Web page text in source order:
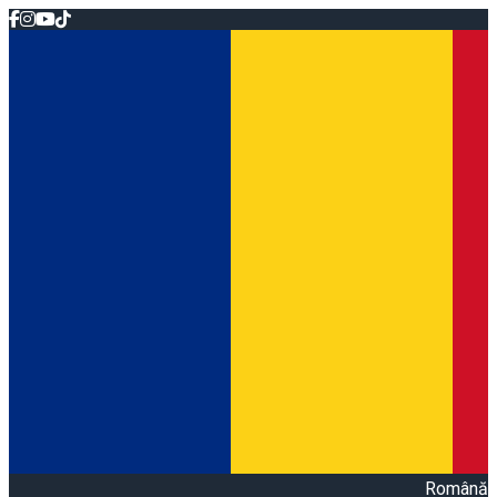
Română